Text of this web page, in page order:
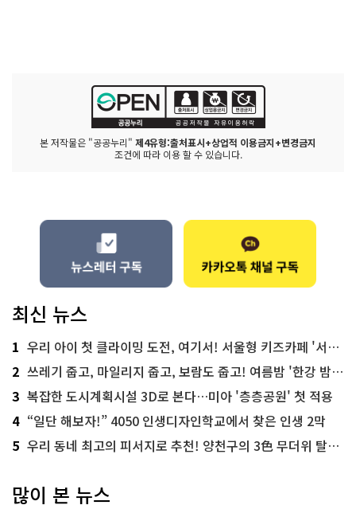
본 저작물은 "공공누리" 제4유형:출처표시+상업적 이용금지+변경금지
조건에 따라 이용 할 수 있습니다.
최신 뉴스
1 우리 아이 첫 클라이밍 도전, 여기서! 서울형 키즈카페 '서울가족플라자점'
2 쓰레기 줍고, 마일리지 줍고, 보람도 줍고! 여름밤 '한강 밤마실 줍깅'
3 복잡한 도시계획시설 3D로 본다…미아 '층층공원' 첫 적용
4 “일단 해보자!” 4050 인생디자인학교에서 찾은 인생 2막
5 우리 동네 최고의 피서지로 추천! 양천구의 3色 무더위 탈출 명소
많이 본 뉴스